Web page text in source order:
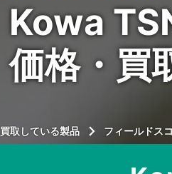
Kowa
価格・買
買取している製品 フィールドス